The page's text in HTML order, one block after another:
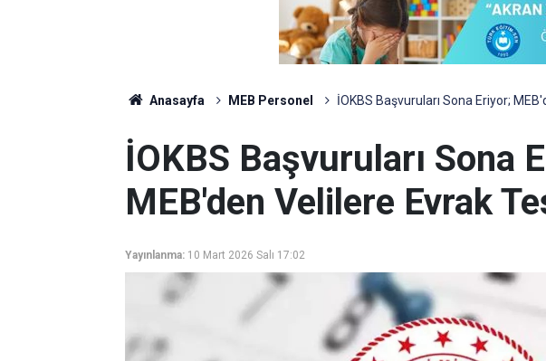
Anasayfa MEB Personel İOKBS Başvuruları Sona Eriyor;
İOKBS Başvuruları Sona
MEB'den Velilere Evrak
Yayınlanma: 10 Mart 2026 Salı 17:02